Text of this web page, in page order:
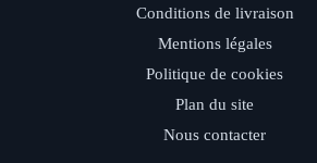
Conditions de livraison
Mentions légales
Politique de cookies
Plan du site
Nous contacter